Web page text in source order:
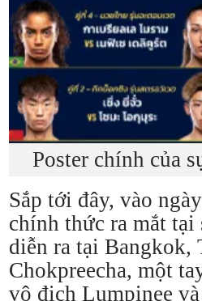
Poster chính của
Sắp tới đây, vào
chính thức ra mắt
diễn ra tại
Chokpreecha, một
vô địch Lumpinee